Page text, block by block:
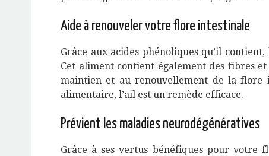
Aide à renouveler votre flore intestinale
Grâce aux acides phénoliques qu’il
Cet aliment contient également des fibres
maintien et au renouvellement de la flore
alimentaire, l’ail est un remède efficace.
Prévient les maladies neurodégénératives
Grâce à ses vertus bénéfiques pour votre